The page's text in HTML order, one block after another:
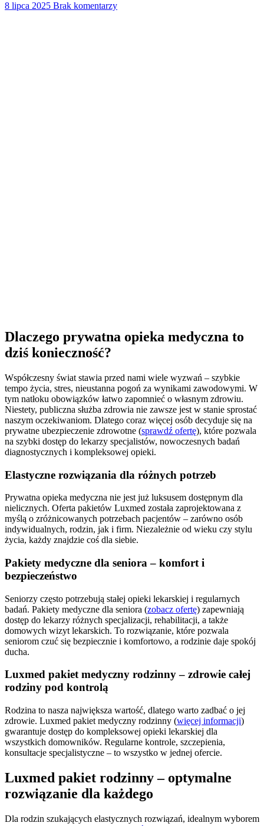
8 lipca 2025 Brak komentarzy
Dlaczego prywatna opieka medyczna to
dziś konieczność?
Współczesny świat stawia przed nami wiele wyzwań – szybkie
tempo życia, stres, nieustanna pogoń za wynikami zawodowymi. W
tym natłoku obowiązków łatwo zapomnieć o własnym zdrowiu.
Niestety, publiczna służba zdrowia nie zawsze jest w stanie sprostać
naszym oczekiwaniom. Dlatego coraz więcej osób decyduje się na
prywatne ubezpieczenie zdrowotne (sprawdź ofertę), które pozwala
na szybki dostęp do lekarzy specjalistów, nowoczesnych badań
diagnostycznych i kompleksowej opieki.
Elastyczne rozwiązania dla różnych potrzeb
Prywatna opieka medyczna nie jest już luksusem dostępnym dla
nielicznych. Oferta pakietów Luxmed została zaprojektowana z
myślą o zróżnicowanych potrzebach pacjentów – zarówno osób
indywidualnych, rodzin, jak i firm. Niezależnie od wieku czy stylu
życia, każdy znajdzie coś dla siebie.
Pakiety medyczne dla seniora – komfort i
bezpieczeństwo
Seniorzy często potrzebują stałej opieki lekarskiej i regularnych
badań. Pakiety medyczne dla seniora (zobacz ofertę) zapewniają
dostęp do lekarzy różnych specjalizacji, rehabilitacji, a także
domowych wizyt lekarskich. To rozwiązanie, które pozwala
seniorom czuć się bezpiecznie i komfortowo, a rodzinie daje spokój
ducha.
Luxmed pakiet medyczny rodzinny – zdrowie całej
rodziny pod kontrolą
Rodzina to nasza największa wartość, dlatego warto zadbać o jej
zdrowie. Luxmed pakiet medyczny rodzinny (więcej informacji)
gwarantuje dostęp do kompleksowej opieki lekarskiej dla
wszystkich domowników. Regularne kontrole, szczepienia,
konsultacje specjalistyczne – to wszystko w jednej ofercie.
Luxmed pakiet rodzinny – optymalne
rozwiązanie dla każdego
Dla rodzin szukających elastycznych rozwiązań, idealnym wyborem